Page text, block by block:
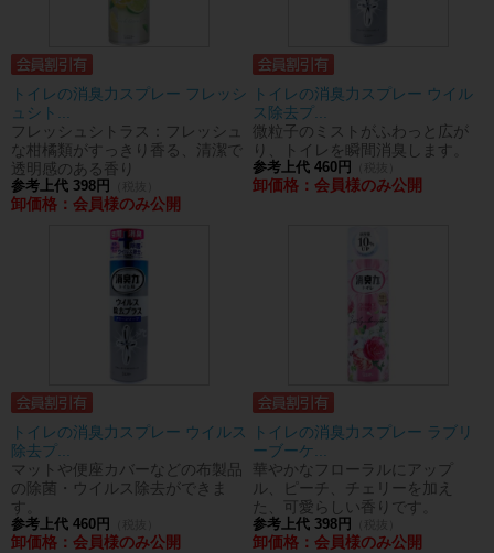
トイレの消臭力スプレー フレッシ
ュシト...
フレッシュシトラス：フレッシュ
な柑橘類がすっきり香る、清潔で
透明感のある香り
参考上代 398円
卸価格：会員様のみ公開
トイレの消臭力スプレー ウイル
ス除去プ...
微粒子のミストがふわっと広が
り、トイレを瞬間消臭します。
参考上代 460円
卸価格：会員様のみ公開
トイレの消臭力スプレー ウイルス
除去プ...
マットや便座カバーなどの布製品
の除菌・ウイルス除去ができま
す。
参考上代 460円
卸価格：会員様のみ公開
トイレの消臭力スプレー ラブリ
ーブーケ...
華やかなフローラルにアップ
ル、ピーチ、チェリーを加え
た、可愛らしい香りです。
参考上代 398円
卸価格：会員様のみ公開